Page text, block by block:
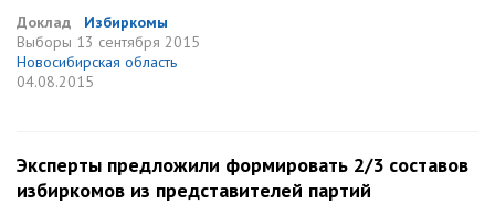
Доклад
Избиркомы
Выборы 13 сентября 2015
Новосибирская область
04.08.2015
Эксперты предложили формировать 2/3 составов
избиркомов из представителей партий